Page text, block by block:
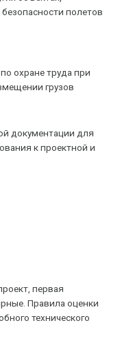
полетов
охране труда при
грузов
документации для
к проектной и
первая
Правила оценки
технического